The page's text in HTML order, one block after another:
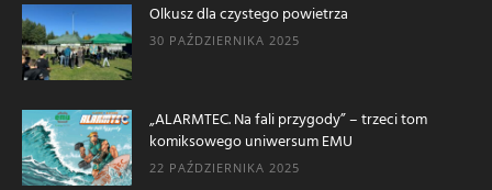
Olkusz dla czystego powietrza
30 PAŹDZIERNIKA 2025
„ALARMTEC. Na fali przygody” – trzeci tom
komiksowego uniwersum EMU
22 PAŹDZIERNIKA 2025